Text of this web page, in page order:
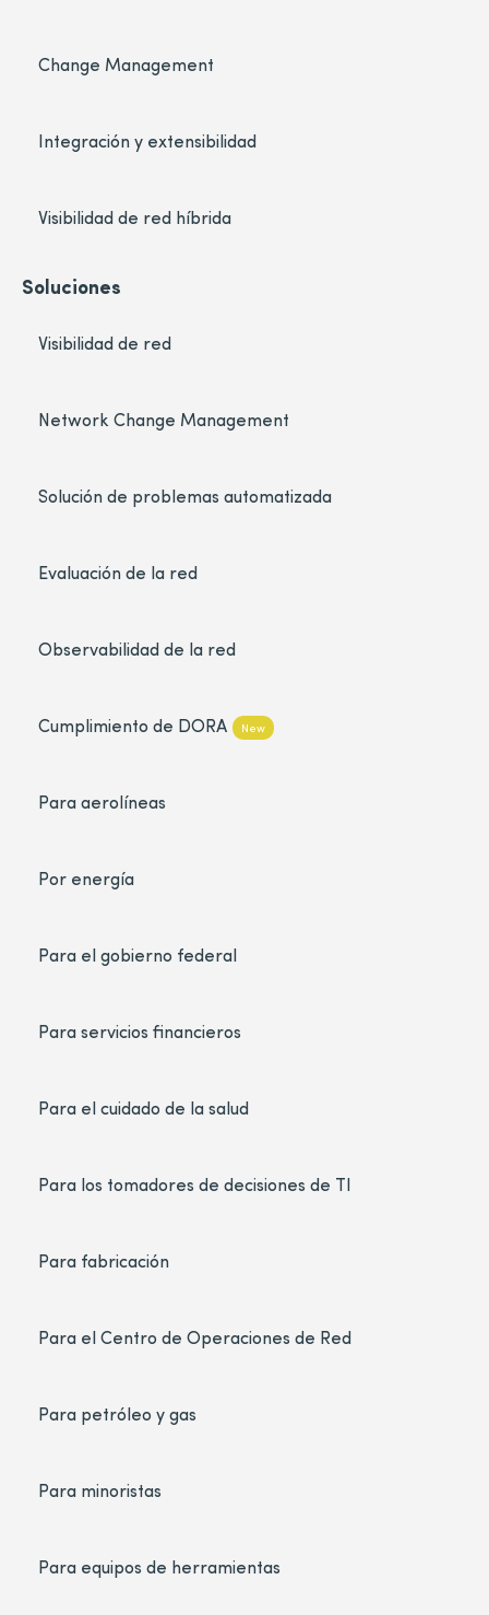
Change Management
Integración y extensibilidad
Visibilidad de red híbrida
Soluciones
Visibilidad de red
Network Change Management
Solución de problemas automatizada
Evaluación de la red
Observabilidad de la red
Cumplimiento de DORA New
Para aerolíneas
Por energía
Para el gobierno federal
Para servicios financieros
Para el cuidado de la salud
Para los tomadores de decisiones de TI
Para fabricación
Para el Centro de Operaciones de Red
Para petróleo y gas
Para minoristas
Para equipos de herramientas